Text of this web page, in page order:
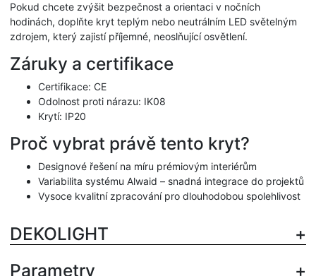
Pokud chcete zvýšit bezpečnost a orientaci v nočních
hodinách, doplňte kryt teplým nebo neutrálním LED světelným
zdrojem, který zajistí příjemné, neoslňující osvětlení.
Záruky a certifikace
Certifikace: CE
Odolnost proti nárazu: IK08
Krytí: IP20
Proč vybrat právě tento kryt?
Designové řešení na míru prémiovým interiérům
Variabilita systému Alwaid – snadná integrace do projektů
Vysoce kvalitní zpracování pro dlouhodobou spolehlivost
DEKOLIGHT
Parametry